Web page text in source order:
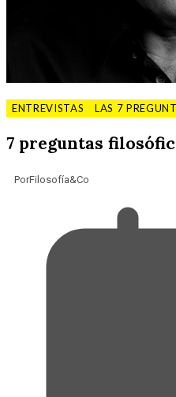
ENTREVISTAS LAS 7
7 preguntas
PorFilosofía&Co